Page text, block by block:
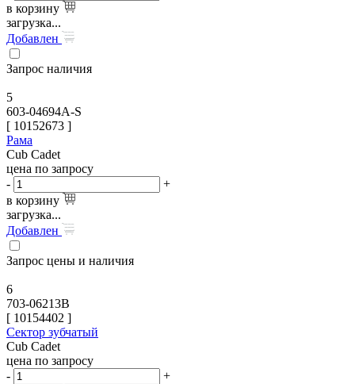
в корзину
загрузка...
Добавлен
Запрос наличия
5
603-04694A-S
[ 10152673 ]
Рама
Cub Cadet
цена по запросу
-
+
в корзину
загрузка...
Добавлен
Запрос цены и наличия
6
703-06213B
[ 10154402 ]
Сектор зубчатый
Cub Cadet
цена по запросу
-
+